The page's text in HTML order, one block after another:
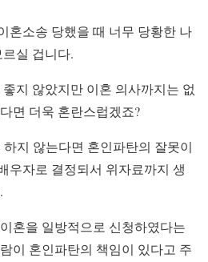
혼소송 당했을 때 너무 당황한 나
실 겁니다.
지 않았지만 이혼 의사까지는 없
면 더욱 혼란스럽겠죠?
지 않는다면 혼인파탄의 잘못이
우자로 결정되서 위자료까지 생
혼을 일방적으로 신청하였다는
이 혼인파탄의 책임이 있다고 주